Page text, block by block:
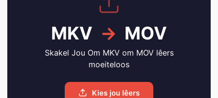
MKV → MOV
Skakel Jou Om MKV om MOV lêers
moeiteloos
Kies jou lêers